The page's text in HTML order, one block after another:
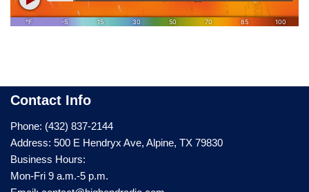
Contact Info
Phone: (432) 837-2144
Address: 500 E Hendryx Ave, Alpine, TX 79830
Business Hours:
Mon-Fri 9 a.m.-5 p.m.